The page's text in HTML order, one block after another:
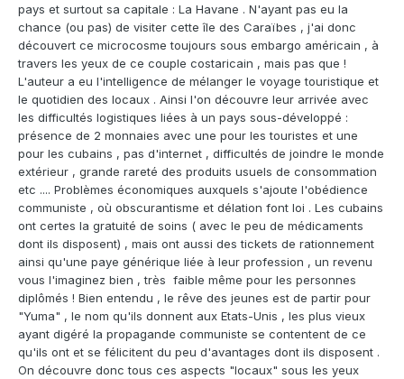
pays et surtout sa capitale : La Havane . N'ayant pas eu la
chance (ou pas) de visiter cette île des Caraïbes , j'ai donc
découvert ce microcosme toujours sous embargo américain , à
travers les yeux de ce couple costaricain , mais pas que !
L'auteur a eu l'intelligence de mélanger le voyage touristique et
le quotidien des locaux . Ainsi l'on découvre leur arrivée avec
les difficultés logistiques liées à un pays sous-développé :
présence de 2 monnaies avec une pour les touristes et une
pour les cubains , pas d'internet , difficultés de joindre le monde
extérieur , grande rareté des produits usuels de consommation
etc .... Problèmes économiques auxquels s'ajoute l'obédience
communiste , où obscurantisme et délation font loi . Les cubains
ont certes la gratuité de soins ( avec le peu de médicaments
dont ils disposent) , mais ont aussi des tickets de rationnement
ainsi qu'une paye générique liée à leur profession , un revenu
vous l'imaginez bien , très faible même pour les personnes
diplômés ! Bien entendu , le rêve des jeunes est de partir pour
"Yuma" , le nom qu'ils donnent aux Etats-Unis , les plus vieux
ayant digéré la propagande communiste se contentent de ce
qu'ils ont et se félicitent du peu d'avantages dont ils disposent .
On découvre donc tous ces aspects "locaux" sous les yeux